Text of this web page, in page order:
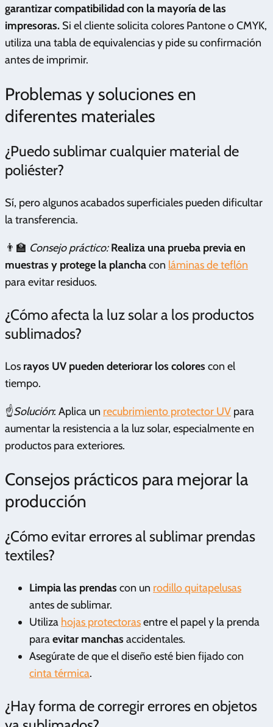
garantizar compatibilidad con la mayoría de las
impresoras. Si el cliente solicita colores Pantone o CMYK,
utiliza una tabla de equivalencias y pide su confirmación
antes de imprimir.
Problemas y soluciones en
diferentes materiales
¿Puedo sublimar cualquier material de
poliéster?
Sí, pero algunos acabados superficiales pueden dificultar
la transferencia.
👨‍🏫 Consejo práctico: Realiza una prueba previa en
muestras y protege la planchacon láminas de teflón
para evitar residuos.
¿Cómo afecta la luz solar a los productos
sublimados?
Los rayos UV pueden deteriorar los colores con el
tiempo.
☝️Solución: Aplica un recubrimiento protector UV para
aumentar la resistencia a la luz solar, especialmente en
productos para exteriores.
Consejos prácticos para mejorar la
producción
¿Cómo evitar errores al sublimar prendas
textiles?
Limpia las prendas con un rodillo quitapelusas
antes de sublimar.
Utiliza hojas protectorasentre el papel y la prenda
paraevitar manchas accidentales.
Asegúrate de que el diseño esté bien fijado con
cinta térmica.
¿Hay forma de corregir errores en objetos